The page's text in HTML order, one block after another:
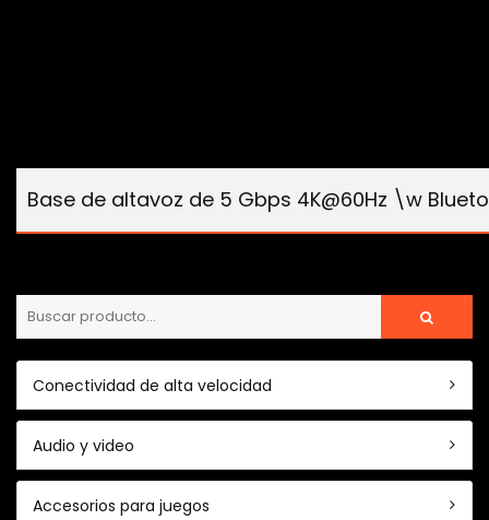
Base de altavoz de 5 Gbps 4K@60Hz \w
Conectividad de alta velocidad
Audio y video
Accesorios para juegos